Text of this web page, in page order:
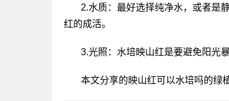
2.水质：最好选择纯净水，或者是
红的成活。
3.光照：水培映山红是要避免阳光
本文分享的映山红可以水培吗的绿